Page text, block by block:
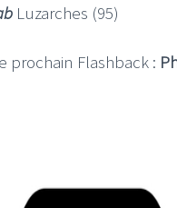
Luzarches (95)
prochain Flashback :